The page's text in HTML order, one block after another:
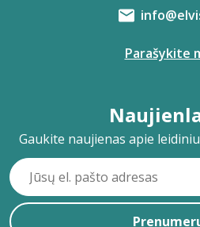
Parašykite
Gaukite naujienas apie